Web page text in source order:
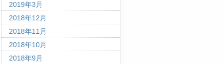
2019年3月
2018年12月
2018年11月
2018年10月
2018年9月